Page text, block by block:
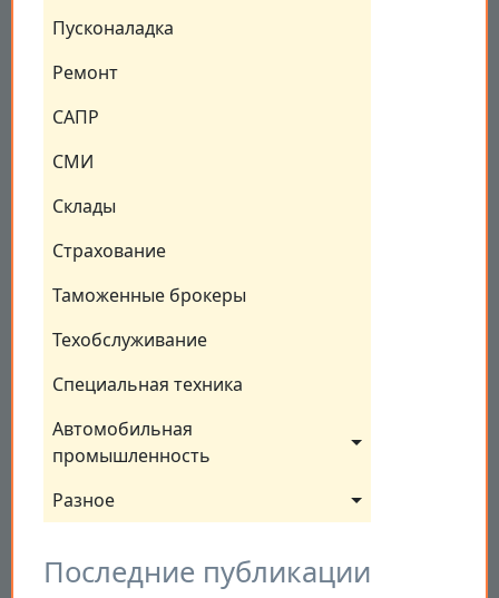
Пусконаладка
Ремонт
САПР
СМИ
Склады
Страхование
Таможенные брокеры
Техобслуживание
Специальная техника
Автомобильная
промышленность
Разное
Последние публикации